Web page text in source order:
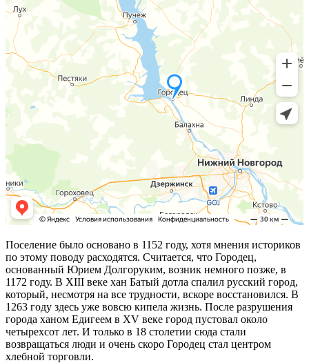
Поселение было основано в 1152 году, хотя мнения историков
по этому поводу расходятся. Считается, что Городец,
основанный Юрием Долгоруким, возник немного позже, в
1172 году. В XIII веке хан Батый дотла спалил русский город,
который, несмотря на все трудности, вскоре восстановился. В
1263 году здесь уже вовсю кипела жизнь. После разрушения
города ханом Едигеем в XV веке город пустовал около
четырехсот лет. И только в 18 столетии сюда стали
возвращаться люди и очень скоро Городец стал центром
хлебной торговли.